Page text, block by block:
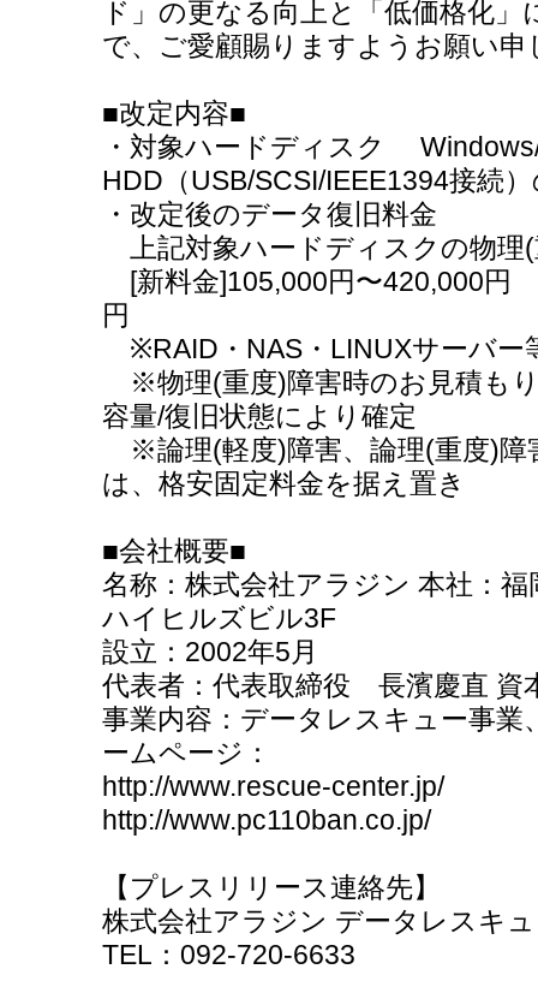
ド」の更なる向上と「低価格化
で、ご愛顧賜りますようお願い申
■改定内容■
・対象ハードディスク
HDD（USB/SCSI/IEEE1394接続
・改定後のデータ復旧料金
上記対象ハードディスクの物理(
[新料金]105,000円〜420,000円
円
※RAID・NAS・LINUXサーバー
※物理(重度)障害時のお見積も
容量/復旧状態により確定
※論理(軽度)障害、論理(重度)障
は、格安固定料金を据え置き
■会社概要■
名称：株式会社アラジン 本社：
ハイヒルズビル3F
設立：2002年5月
代表者：代表取締役 長濱慶直 資
事業内容：データレスキュー事
ームページ：
http://www.rescue-center.jp/
http://www.pc110ban.co.jp/
【プレスリリース連絡先】
株式会社アラジン データレスキ
TEL：092-720-6633